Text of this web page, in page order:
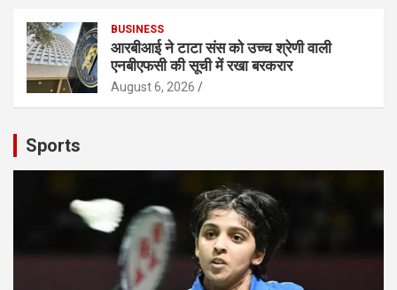
BUSINESS
आरबीआई ने टाटा संस को उच्च श्रेणी वाली
एनबीएफसी की सूची में रखा बरकरार
August 6, 2026
Sports